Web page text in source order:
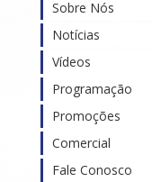
Sobre Nós
Notícias
Vídeos
Programação
Promoções
Comercial
Fale Conosco